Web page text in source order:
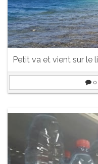
Petit va et vient sur le
0